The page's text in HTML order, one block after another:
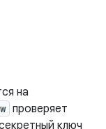
на
проверяет
ключ